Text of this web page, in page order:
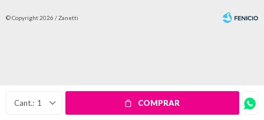
1 COMPRAR
© Copyright 2026 / Zanetti